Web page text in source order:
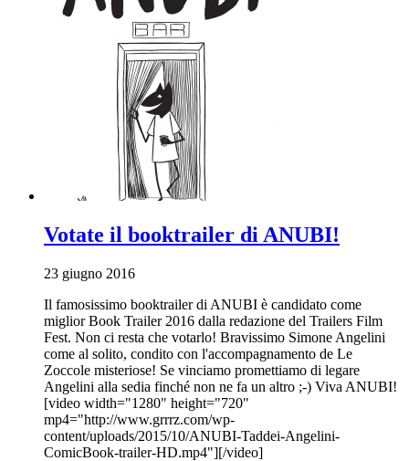
Votate il booktrailer di ANUBI!
23 giugno 2016
Il famosissimo booktrailer di ANUBI è candidato come
miglior Book Trailer 2016 dalla redazione del Trailers Film
Fest. Non ci resta che votarlo! Bravissimo Simone Angelini
come al solito, condito con l'accompagnamento de Le
Zoccole misteriose! Se vinciamo promettiamo di legare
Angelini alla sedia finché non ne fa un altro ;-) Viva ANUBI!
[video width="1280" height="720"
mp4="http://www.grrrz.com/wp-
content/uploads/2015/10/ANUBI-Taddei-Angelini-
ComicBook-trailer-HD.mp4"][/video]